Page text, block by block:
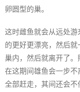
卵圆型的巢。
这时雌鱼就会从远处
的更好更漂亮，然后
巢内，然后就离开了。
在这期间雄鱼会一步
全部赶走，其间还会